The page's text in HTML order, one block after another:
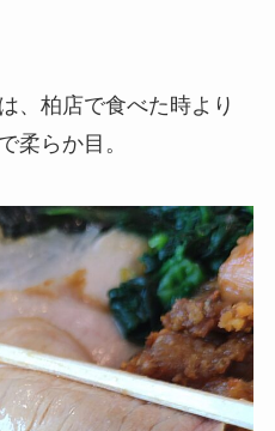
、柏店で食べた時より
柔らか目。